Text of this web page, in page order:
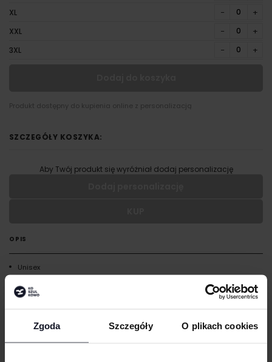
Zgoda Szczegóły O plikach cookies
OPIS
Unisex
Wykonano z miękkiej bawełny ring-spun i mieszanki bawełny
Miękka tkanina o wysokiej gęstości ściegu, która zapewnia gładką
Bezszwowy wąski prążkowany kołnierzyk
Taśma wzmacniająca na karku i ramionach zapewniająca wygodę i
XL − +
XXL − +
3XL − +
Produkt dostępny do kupienia online z personalizacją
SZCZEGÓŁY KOSZYKA:
Aby Twój produkt się wyróżniał dodaj personalizację
UMIEJSCOWIENIE
WIELKOŚĆ